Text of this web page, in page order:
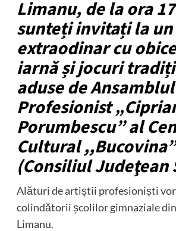
Limanu, de la ora
sunteți invitați la un
extraodinar cu
iarnă și jocuri
aduse de
Profesionist
Porumbescu” al
Cultural ,,Bucovina”
(Consiliul Judeţean
Alături de artiștii profesioniști vor
colindătorii școlilor gimnaziale
Limanu.